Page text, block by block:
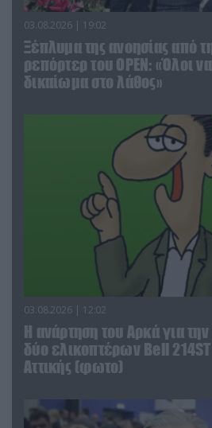
03.08.2026 | 19:02
Ξέπλυμα της ανοησίας από
ρεπόρτερ του ΟΡΕΝ: «Όλοι
δικαίωμα στο λάθος»
03.08.2026 | 12:02
Η ανάρτηση του Αρκά για
δύο ελικοπτέρων Bell
Αττικής (φωτο)